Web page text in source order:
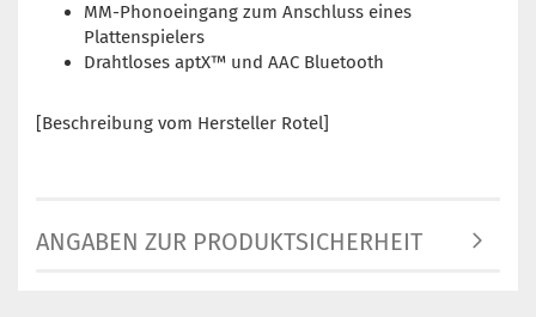
MM-Phonoeingang zum Anschluss eines
Plattenspielers
Drahtloses aptX™ und AAC Bluetooth
[Beschreibung vom Hersteller Rotel]
ANGABEN ZUR PRODUKTSICHERHEIT